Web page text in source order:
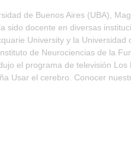
de Buenos Aires (UBA),
sido docente en diversas
University y la Universidad
de Neurociencias de la
el programa de televisión Los
Usar el cerebro. Conocer